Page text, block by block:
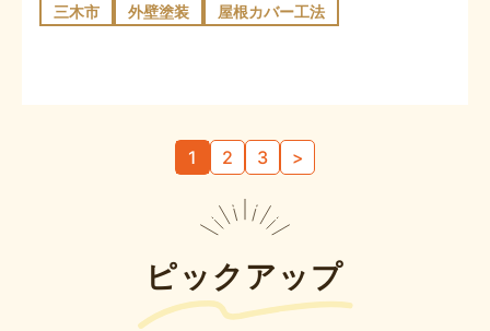
三木市 外壁塗装 屋根カバー工法
1 2 3 >
ピックアップ